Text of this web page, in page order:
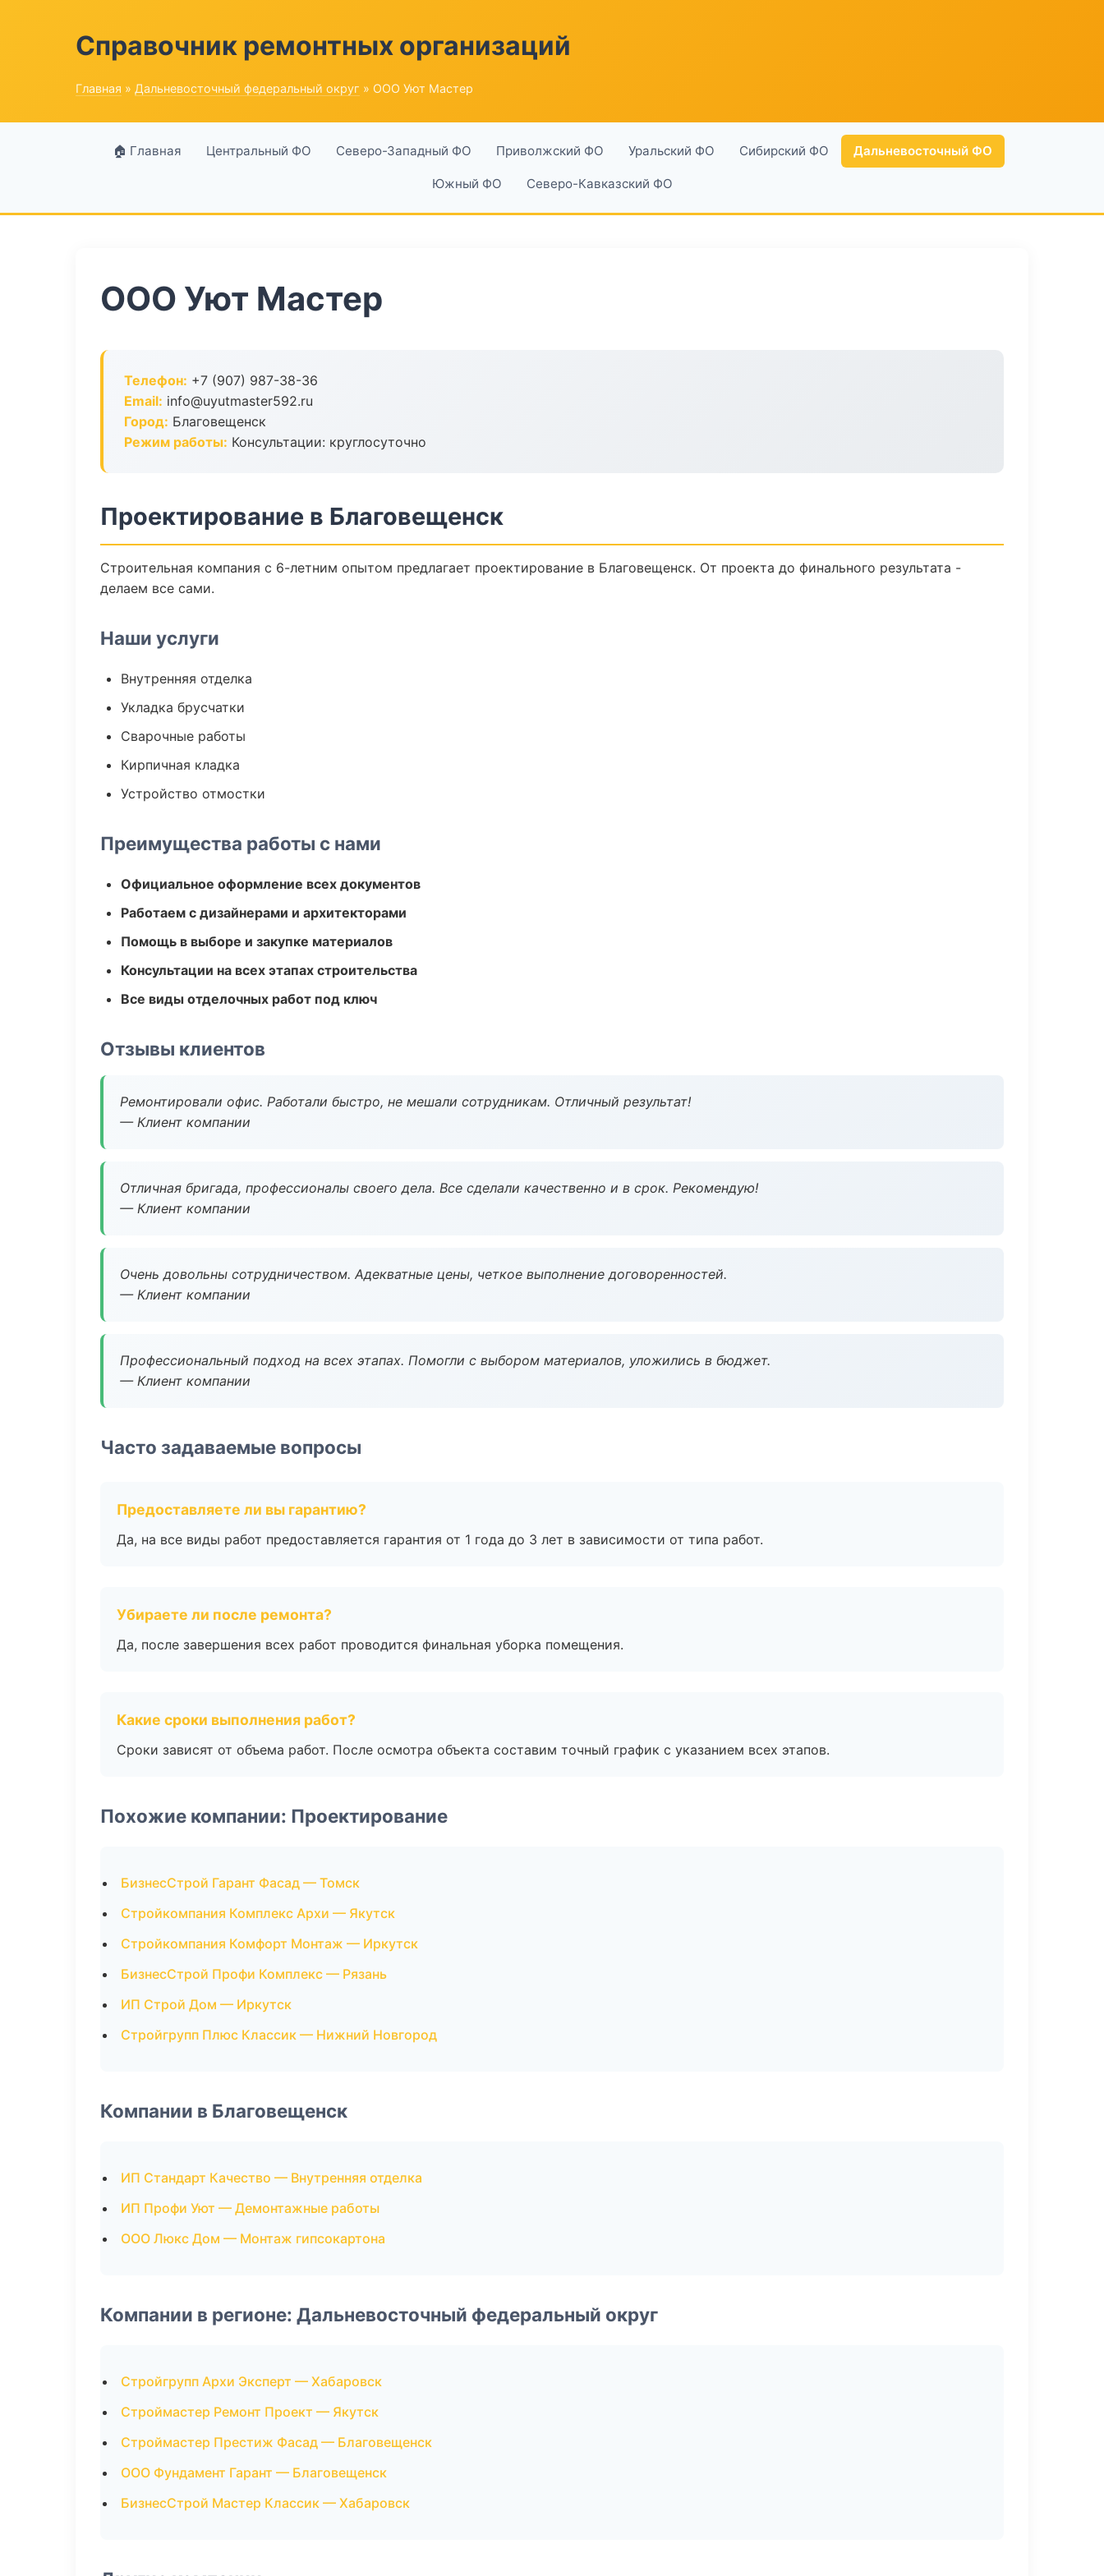
Справочник ремонтных организаций
Главная » Дальневосточный федеральный округ » ООО Уют Мастер
🏠 Главная Центральный ФО Северо-Западный ФО Приволжский ФО Уральский ФО Сибирский ФО Дальневосточный ФО
Южный ФО Северо-Кавказский ФО
ООО Уют Мастер
Телефон: +7 (907) 987-38-36
Email: info@uyutmaster592.ru
Город: Благовещенск
Режим работы: Консультации: круглосуточно
Проектирование в Благовещенск
Строительная компания с 6-летним опытом предлагает проектирование в Благовещенск. От проекта до финального результата -
делаем все сами.
Наши услуги
Внутренняя отделка
Укладка брусчатки
Сварочные работы
Кирпичная кладка
Устройство отмостки
Преимущества работы с нами
Официальное оформление всех документов
Работаем с дизайнерами и архитекторами
Помощь в выборе и закупке материалов
Консультации на всех этапах строительства
Все виды отделочных работ под ключ
Отзывы клиентов
Ремонтировали офис. Работали быстро, не мешали сотрудникам. Отличный результат!
— Клиент компании
Отличная бригада, профессионалы своего дела. Все сделали качественно и в срок. Рекомендую!
— Клиент компании
Очень довольны сотрудничеством. Адекватные цены, четкое выполнение договоренностей.
— Клиент компании
Профессиональный подход на всех этапах. Помогли с выбором материалов, уложились в бюджет.
— Клиент компании
Часто задаваемые вопросы
Предоставляете ли вы гарантию?
Да, на все виды работ предоставляется гарантия от 1 года до 3 лет в зависимости от типа работ.
Убираете ли после ремонта?
Да, после завершения всех работ проводится финальная уборка помещения.
Какие сроки выполнения работ?
Сроки зависят от объема работ. После осмотра объекта составим точный график с указанием всех этапов.
Похожие компании: Проектирование
БизнесСтрой Гарант Фасад — Томск
Стройкомпания Комплекс Архи — Якутск
Стройкомпания Комфорт Монтаж — Иркутск
БизнесСтрой Профи Комплекс — Рязань
ИП Строй Дом — Иркутск
Стройгрупп Плюс Классик — Нижний Новгород
Компании в Благовещенск
ИП Стандарт Качество — Внутренняя отделка
ИП Профи Уют — Демонтажные работы
ООО Люкс Дом — Монтаж гипсокартона
Компании в регионе: Дальневосточный федеральный округ
Стройгрупп Архи Эксперт — Хабаровск
Строймастер Ремонт Проект — Якутск
Строймастер Престиж Фасад — Благовещенск
ООО Фундамент Гарант — Благовещенск
БизнесСтрой Мастер Классик — Хабаровск